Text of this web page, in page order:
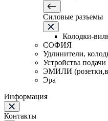
Силовые разъемы
Колодки-
СОФИЯ
Удлинители,
Устройства
ЭМИЛИ
Эра
Информация
Контакты